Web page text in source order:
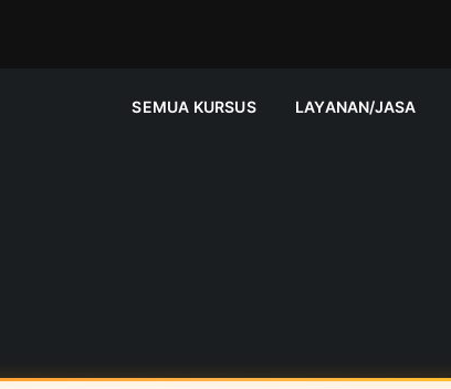
SEMUA KURSUS LAYANAN/JASA